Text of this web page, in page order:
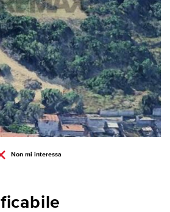
Non mi interessa